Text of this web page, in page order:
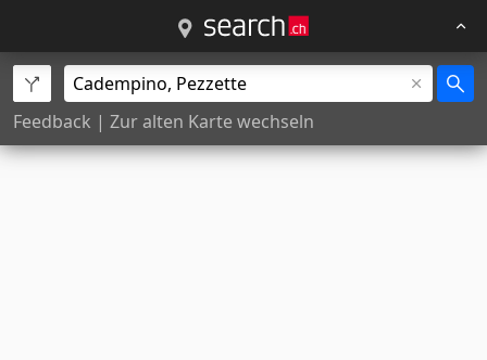
Feedback | Zur alten Karte wechseln